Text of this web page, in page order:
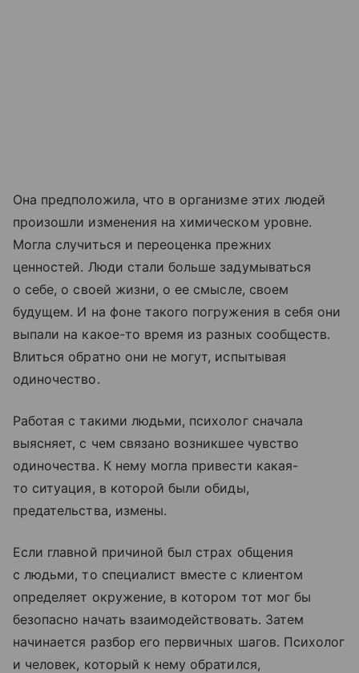
Она предположила, что в организме этих людей
произошли изменения на химическом уровне.
Могла случиться и переоценка прежних
ценностей. Люди стали больше задумываться
о себе, о своей жизни, о ее смысле, своем
будущем. И на фоне такого погружения в себя они
выпали на какое-то время из разных сообществ.
Влиться обратно они не могут, испытывая
одиночество.
Работая с такими людьми, психолог сначала
выясняет, с чем связано возникшее чувство
одиночества. К нему могла привести какая-
то ситуация, в которой были обиды,
предательства, измены.
Если главной причиной был страх общения
с людьми, то специалист вместе с клиентом
определяет окружение, в котором тот мог бы
безопасно начать взаимодействовать. Затем
начинается разбор его первичных шагов. Психолог
и человек, который к нему обратился,